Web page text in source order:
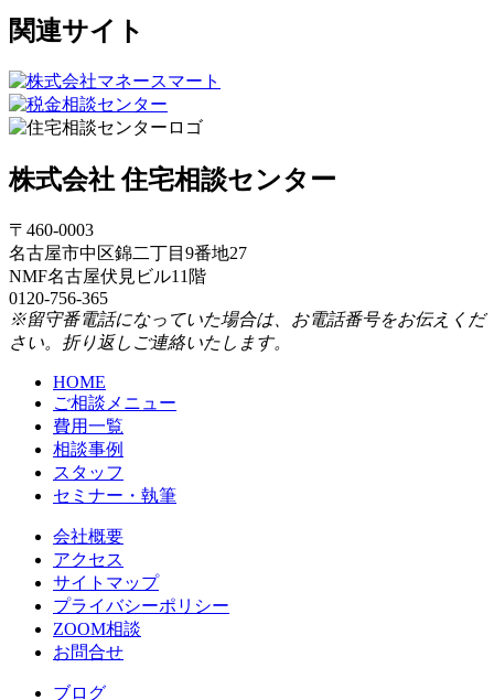
関連サイト
株式会社 住宅相談センター
〒460-0003
名古屋市中区錦二丁目9番地27
NMF名古屋伏見ビル11階
0120-756-365
※留守番電話になっていた場合は、お電話番号をお伝えくだ
さい。折り返しご連絡いたします。
HOME
ご相談メニュー
費用一覧
相談事例
スタッフ
セミナー・執筆
会社概要
アクセス
サイトマップ
プライバシーポリシー
ZOOM相談
お問合せ
ブログ